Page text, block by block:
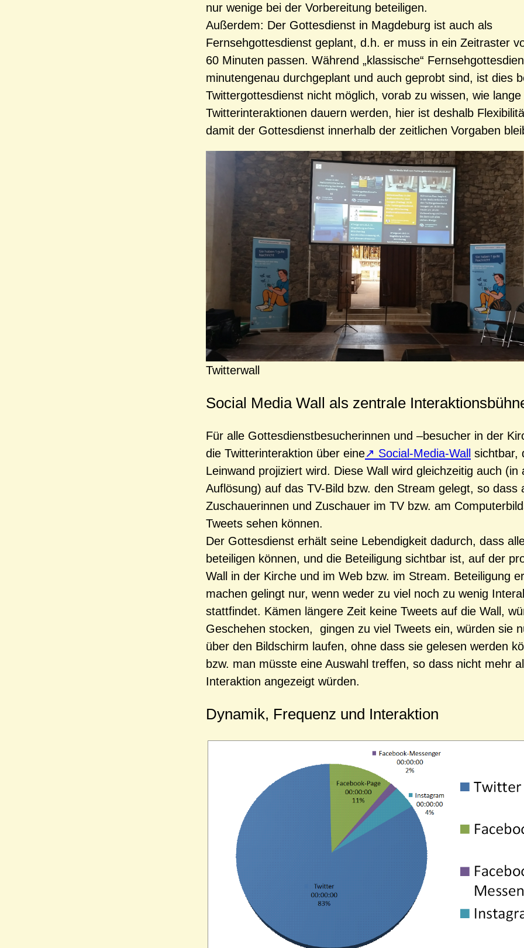
nur wenige bei der Vorbereitung beteiligen.
Außerdem: Der Gottesdienst in Magdeburg ist auch als
Fernsehgottesdienst geplant, d.h. er muss in ein Zeitraster
60 Minuten passen. Während „klassische“
minutengenau durchgeplant und auch geprobt sind, ist dies
Twittergottesdienst nicht möglich, vorab zu wissen, wie lange
Twitterinteraktionen dauern werden, hier ist deshalb
damit der Gottesdienst innerhalb der zeitlichen Vorgaben
Twitterwall
Social Media Wall als zentrale
Für alle Gottesdienstbesucherinnen und –besucher in der
die Twitterinteraktion über eine
Social-Media-Wall
sichtbar,
Leinwand projiziert wird. Diese Wall wird gleichzeitig auch (in
Auflösung) auf das TV-Bild bzw. den Stream gelegt, so dass
Zuschauerinnen und Zuschauer im TV bzw. am
Tweets sehen können.
Der Gottesdienst erhält seine Lebendigkeit dadurch, dass
beteiligen können, und die Beteiligung sichtbar ist, auf der
Wall in der Kirche und im Web bzw. im Stream. Beteiligung
machen gelingt nur, wenn weder zu viel noch zu wenig
stattfindet. Kämen längere Zeit keine Tweets auf die Wall,
Geschehen stocken, gingen zu viel Tweets ein, würden sie
über den Bildschirm laufen, ohne dass sie gelesen werden
bzw. man müsste eine Auswahl treffen, so dass nicht mehr
Interaktion angezeigt würden.
Dynamik, Frequenz und Interaktion